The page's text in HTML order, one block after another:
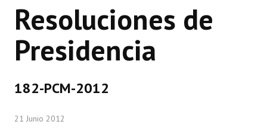
CONCEJO
Bloques Políticos
Comisiones Permanentes
Comisiones Especiales
Resoluciones de
Presidencia
182-PCM-2012
21 Junio 2012